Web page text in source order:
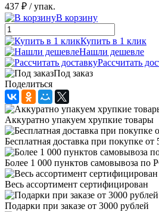
437 ₽ / упак.
В корзину
Купить в 1 клик
Нашли дешевле
Рассчитать
Под заказ
Поделиться
Аккуратно упакуем хрупкие товары
Бесплатная доставка при покупке от
Более 1 000 пунктов самовывоза по
Весь ассортимент сертифицирован
Подарки при заказе от 3000 рублей